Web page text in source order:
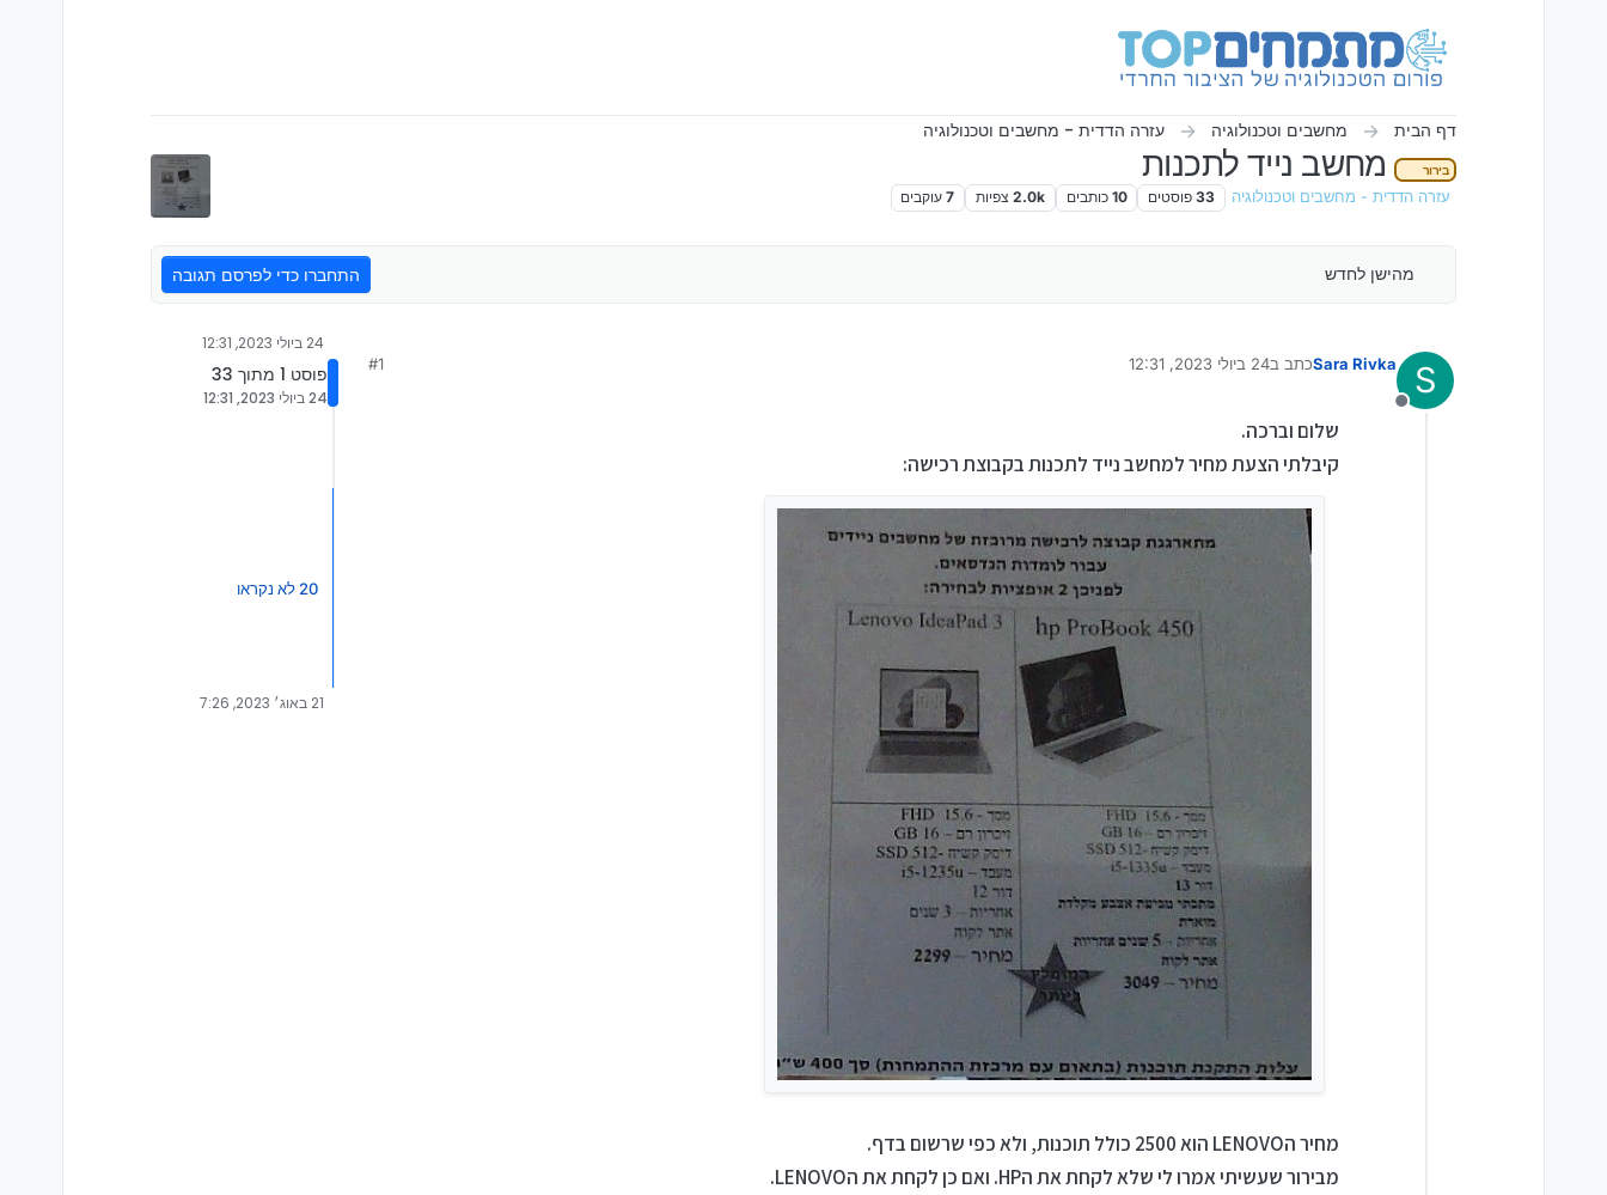
דף הבית מחשבים וטכנולוגיה עזרה הדדית - מחשבים וטכנולוגיה
בירור מחשב נייד לתכנות
עזרה הדדית - מחשבים וטכנולוגיה 33 פוסטים 10 כותבים 2.0k צפיות 7 עוקבים
מהישן לחדש התחברו כדי לפרסם תגובה
S
מנותק
Sara Rivkaכתב ב24 ביולי 2023, 12:31
נערך לאחרונה על ידי
#1
שלום וברכה.
קיבלתי הצעת מחיר למחשב נייד לתכנות בקבוצת רכישה:
מחיר הLENOVO הוא 2500 כולל תוכנות, ולא כפי שרשום בדף.
מבירור שעשיתי אמרו לי שלא לקחת את הHP. ואם כן לקחת את הLENOVO.
24 ביולי 2023, 12:31
פוסט 1 מתוך 33
24 ביולי 2023, 12:31
20 לא נקראו
21 באוג׳ 2023, 7:26